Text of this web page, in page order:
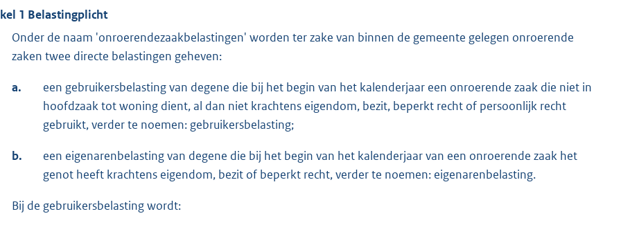
1 Belastingplicht
Onder de naam 'onroerendezaakbelastingen' worden ter zake van binnen de gemeente gelegen onroerende
zaken twee directe belastingen geheven:
a.
een gebruikersbelasting van degene die bij het begin van het kalenderjaar een onroerende zaak die niet in
hoofdzaak tot woning dient, al dan niet krachtens eigendom, bezit, beperkt recht of persoonlijk recht
gebruikt, verder te noemen: gebruikersbelasting;
b.
een eigenarenbelasting van degene die bij het begin van het kalenderjaar van een onroerende zaak het
genot heeft krachtens eigendom, bezit of beperkt recht, verder te noemen: eigenarenbelasting.
Bij de gebruikersbelasting wordt: